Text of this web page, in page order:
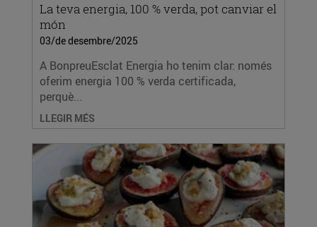
La teva energia, 100 % verda, pot canviar el
món
03/de desembre/2025
A BonpreuEsclat Energia ho tenim clar: només
oferim energia 100 % verda certificada,
perquè...
LLEGIR MÉS